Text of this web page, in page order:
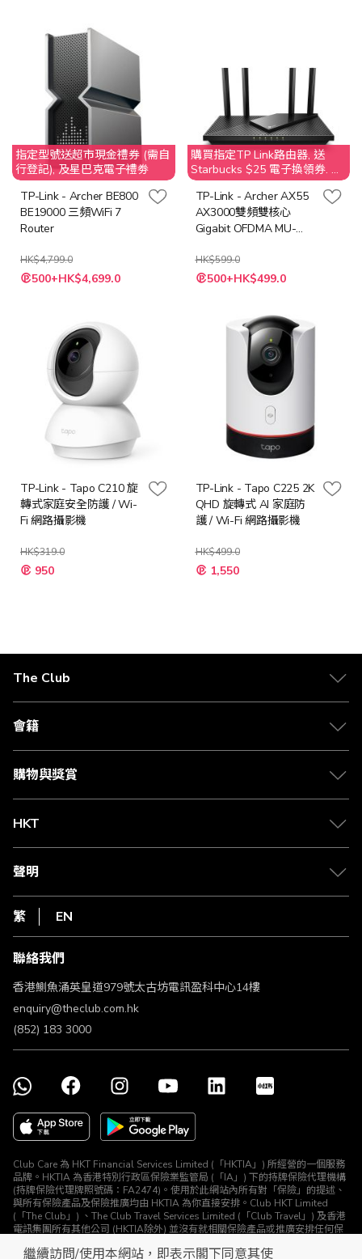
繼續訪問/使用本網站，即表示閣下同意其使
指定型號送超市現金禮券 (需自
行登記), 及星巴克電子禮劵
TP-Link - Archer BE800
BE19000 三頻WiFi 7
Router
HK$4,799.0
特
殊 500+HK$4,699.0
購買指定TP Link路由器, 送
Starbucks $25 電子換領券. 不
接受取消訂單；客人需要退還
贈品 Starbucks $25 之價值
TP-Link - Archer AX55
AX3000雙頻雙核心
Gigabit OFDMA MU-
HK$599.0
特
殊 500+HK$499.0
TP-Link - Tapo C210 旋
轉式家庭安全防護 / Wi-
Fi 網路攝影機
HK$319.0
特
殊 950
TP-Link - Tapo C225 2K
QHD 旋轉式 AI 家庭防
護 / Wi-Fi 網路攝影機
HK$499.0
特
殊 1,550
The Club
關於 The Club
合作夥伴
媒體中心
會籍
會籍及專屬禮遇
賺取積分
購物與獎賞
物流與配送
Club Shopping 商品領取站
常見問題
HKT
csl.
1010
HKT
聲明
私隱聲明
使用條款
條款及細則
不歧視及不騷擾聲明
認可牌照及通告
繁 EN
聯絡我們
香港鰂魚涌英皇道979號太古坊電訊盈科中心14樓
enquiry@theclub.com.hk
(852) 183 3000
Club Care 為 HKT Financial Services Limited (「HKTIA」) 所經營的一個服務
品牌。HKTIA 為香港特別行政區保險業監管局 (「IA」) 下的持牌保險代理機構
(持牌保險代理牌照號碼：FA2474)。使用於此網站內所有對「保險」的提述、
與所有保險產品及保險推廣均由 HKTIA 為你直接安排。Club HKT Limited
(「The Club」) 、The Club Travel Services Limited (「Club Travel」) 及香港
電訊集團所有其他公司 (HKTIA除外) 並沒有就相關保險產品或推廣安排任何保